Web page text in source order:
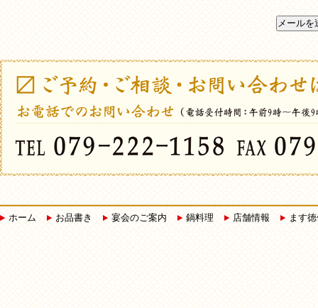
ホーム お品書き 宴会のご案内 鍋料理 店舗情報 ます